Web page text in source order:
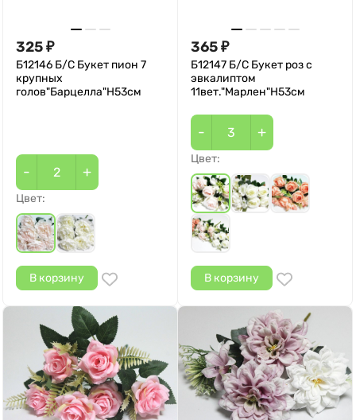
325 ₽
Б12146 Б/С Букет пион 7
крупных
голов"Барцелла"Н53см
- +
Цвет:
В корзину
365 ₽
Б12147 Б/С Букет роз с
эвкалиптом
11вет."Марлен"Н53см
- +
Цвет:
В корзину